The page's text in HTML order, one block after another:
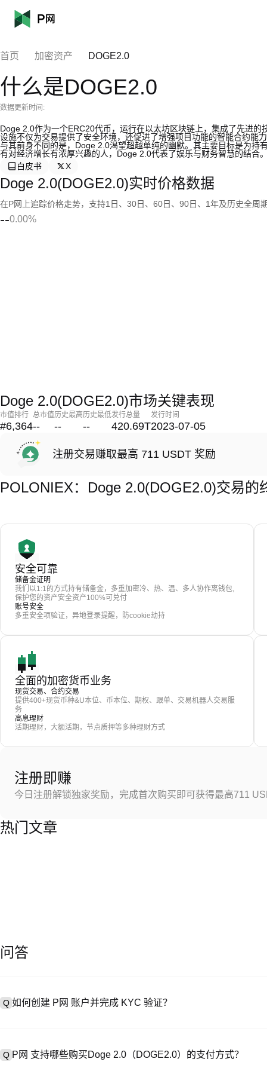
首页 加密资产 DOGE2.0
什么是DOGE2.0
数据更新时间:
Doge 2.0作为一个ERC20代币，运行在以太坊区块链上，集成了先进
设施不仅为交易提供了安全环境，还促进了增强项目功能的智能合约能
与其前身不同的是，Doge 2.0渴望超越单纯的幽默。其主要目标是为
有对经济增长有浓厚兴趣的人，Doge 2.0代表了娱乐与财务智慧的结合
白皮书
X
Doge 2.0(DOGE2.0)实时价格数据
在P网上追踪价格走势，支持1日、30日、60日、90日、1年及历史全周
--0.00%
Doge 2.0(DOGE2.0)市场关键表现
市值排行
#6,364
总市值
--
历史最高
--
历史最低
--
发行总量
420.69T
发行时间
2023-07-05
注册交易赚取最高 711 USDT 奖励
POLONIEX：Doge 2.0(DOGE2.0)交易的
安全可靠
储备金证明
我们以1:1的方式持有储备金，多重加密冷、热、温、多人协作离钱包,
保护您的资产安全资产100%可兑付
账号安全
多重安全项验证，异地登录提醒，防cookie劫持
全面的加密货币业务
现货交易、合约交易
提供400+现货币种&U本位、币本位、期权、跟单、交易机器人交易服
务
高息理财
活期理财，大额活期，节点质押等多种理财方式
注册即赚
今日注册解锁独家奖励，完成首次购买即可获得最高711
热门文章
问答
Q 如何创建 P网 账户并完成 KYC 验证？
Q P网 支持哪些购买Doge 2.0（DOGE2.0）的支付方式？